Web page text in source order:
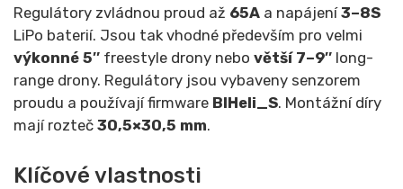
Regulátory zvládnou proud až 65A a napájení3–8S
LiPo baterií. Jsou tak vhodné především pro velmi
výkonné 5″ freestyle drony nebo větší 7–9″ long-
range drony. Regulátory jsou vybaveny senzorem
proudu a používají firmware BlHeli_S. Montážní díry
mají rozteč 30,5×30,5 mm.
Klíčové vlastnosti